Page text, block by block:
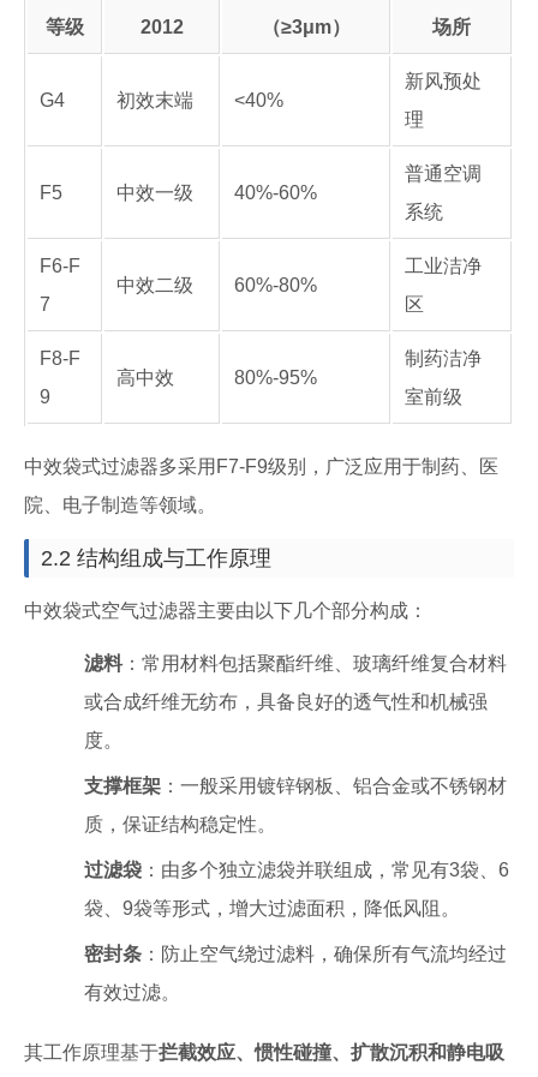
等级
2012
（≥3μm）
场所
G4 初效末端 <40%
新风预处
理
F5 中效一级 40%-60%
普通空调
系统
F6-F
7
中效二级 60%-80%
工业洁净
区
F8-F
9
高中效 80%-95%
制药洁净
室前级
中效袋式过滤器多采用F7-F9级别，广泛应用于制药、医
院、电子制造等领域。
2.2 结构组成与工作原理
中效袋式空气过滤器主要由以下几个部分构成：
滤料：常用材料包括聚酯纤维、玻璃纤维复合材料
或合成纤维无纺布，具备良好的透气性和机械强
度。
支撑框架 ：一般采用镀锌钢板、铝合金或不锈钢材
质，保证结构稳定性。
过滤袋 ：由多个独立滤袋并联组成，常见有3袋、6
袋、9袋等形式，增大过滤面积，降低风阻。
密封条 ：防止空气绕过滤料，确保所有气流均经过
有效过滤。
其工作原理基于拦截效应、惯性碰撞、扩散沉积和静电吸